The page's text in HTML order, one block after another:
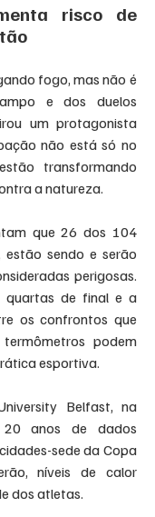
risco de
fogo, mas não é
e dos duelos
um protagonista
não está só no
transformando
a natureza.
que 26 dos 104
sendo e serão
perigosas.
quartas de final e a
os confrontos que
podem
esportiva.
Belfast, na
anos de dados
sede da Copa
níveis de calor
dos atletas.